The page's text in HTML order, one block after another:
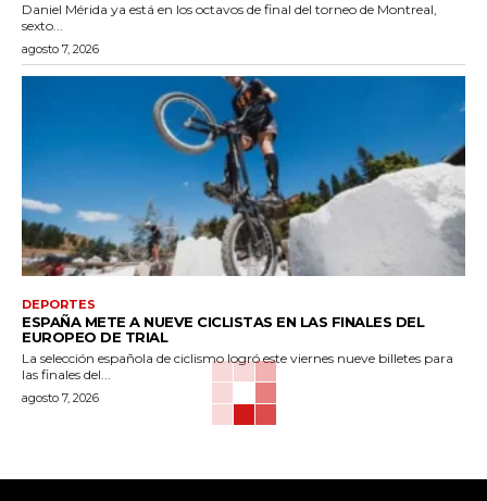
Daniel Mérida ya está en los octavos de final del torneo de Montreal,
sexto...
agosto 7, 2026
DEPORTES
ESPAÑA METE A NUEVE CICLISTAS EN LAS FINALES DEL
EUROPEO DE TRIAL
La selección española de ciclismo logró este viernes nueve billetes para
las finales del...
agosto 7, 2026